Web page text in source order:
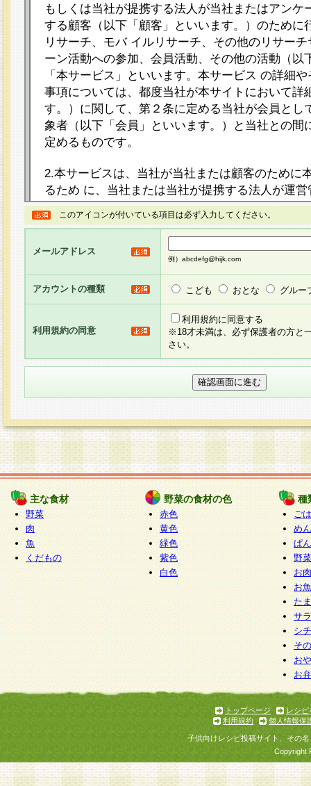
もしくは当社が提携する法人が当社またはアンケ
する顧客（以下「顧客」といいます。）のために
リサーチ、モバ イルリサーチ、その他のリサー
ーン活動への参加、会員活動、その他の活動（以
「本サービス」といいます。本サービス の詳細
事項については、都度当社が本サイトにおいて詳
す。）に関して、第２条に定める当社が会員とし
象者（以下「会員」といいます。）と当社との間
定めるものです。
2.本サービスは、当社が当社または顧客のために
るため に、当社または当社が提携する法人が運
ト（以下「本サイト」といいます。）上に本サー
ージを設け、会員がアンケー ト調査に回答する
し、その結果を当社が集計・分析その他の利用を
るものです。なお、本サービスは、それぞれの目
員に対して本サービスの依頼を行うこともあり、
た全ての会員に対して本サービスの依頼をすると
りま す。
3.当社は、会員の事前の承諾を得ることなく、当
方 法・手段にて、本規約を任意に制定、変更ま
きるものとします。改定後の本規約等は、本規約
に掲示したときに、その 他の諸規定については
てその効力を生じるものとします。
4.本規約は、会員登録希望者による会員登録手続
の当社による会員登録の承認が完了した時点で会
たものとみなされ、会員に対して適用されるもの
5.当社がお聞きする個人情報は、すべて会員登録
で提 供いただいたものと考えております。従っ
自らの個人情報の提供を希望されない場合には、
をお預かりいたしません が、提供されないこと
商品やサービス等をご利用いただけない場合があ
了承ください。
6.当社は、お客様から当社が保有している個人情
加・ 利用停止等を求められた場合には、ご本人
て確認できた場合に限り、法令に準拠して合理的
いただきます。なお、開示 請求等の請求先は個
ります。
1.会員とは、本規約等を承諾のうえ、当社所定の
了し、当社が承認した者、グループとします。な
が以下に該当する場合は会員登録をすることがで
このアイコンが付いている項目は必ず入力してください。
メールアドレス
例）abcdefg@hijk.com
アカウントの種類 こども おとな グルー
利用規約の同意
利用規約に同意する
※18才未満は、必ず保護者の方と
さい。
主な食材
野菜
肉
魚
くだもの
野菜の食材の色
赤色
黄色
緑色
紫色
白色
種
ご
めん
ぱん
野
お
お
た
サ
シ
そ
お
お
トップページ
レシピ
利用規約
個人情報保
子供向けレシピ投稿サイト、その
Copyright